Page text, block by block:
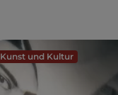
Kunst und Kultur